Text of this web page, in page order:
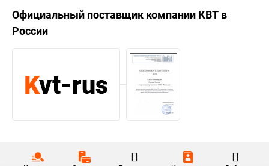
Официальный поставщик компании КВТ в
России